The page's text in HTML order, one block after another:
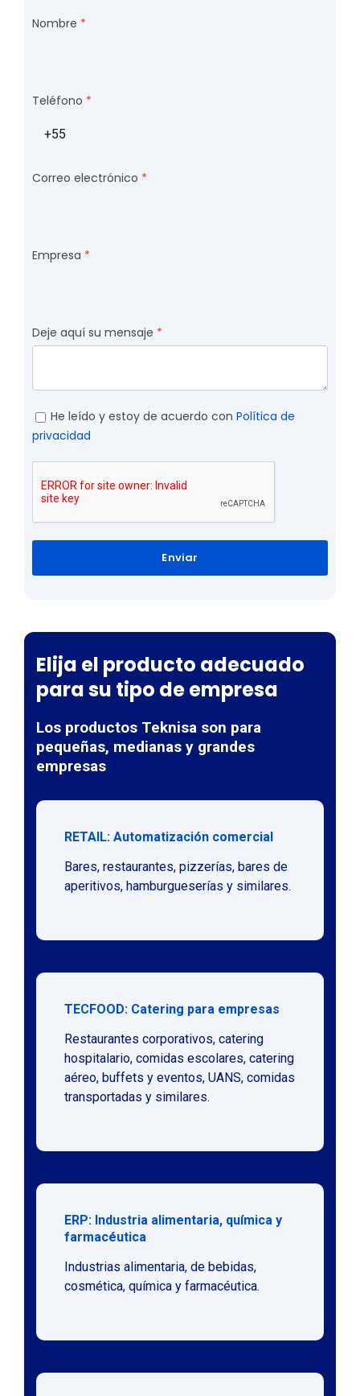
Nombre
Teléfono
Correo electrónico
Empresa
Deje aquí su mensaje
He leído y estoy de acuerdo con Política de
privacidad
Enviar
Elija el producto adecuado
para su tipo de empresa
Los productos Teknisa son para
pequeñas, medianas y grandes
empresas
RETAIL: Automatización comercial
Bares, restaurantes, pizzerías, bares de
aperitivos, hamburgueserías y similares.
TECFOOD: Catering para empresas
Restaurantes corporativos, catering
hospitalario, comidas escolares, catering
aéreo, buffets y eventos, UANS, comidas
transportadas y similares.
ERP: Industria alimentaria, química y
farmacéutica
Industrias alimentaria, de bebidas,
cosmética, química y farmacéutica.